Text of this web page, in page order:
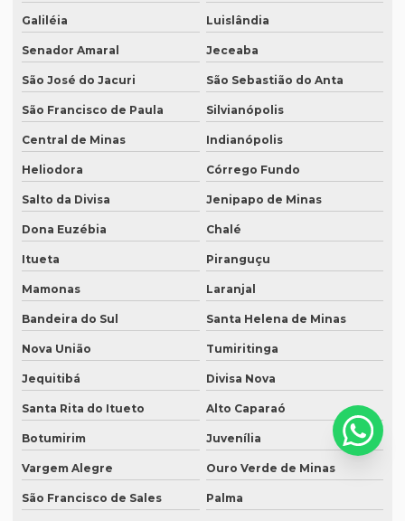
Serviço de revisão de textos em mandarim
Serviço de tradução
Serviço tradução alemão
Serviço de tradução de artigos cientificos
Serviço de tradução de áudio
Serviço de tradução campinas
Serviço de tradução certificada
Serviço de tradução de curriculum profissional
Serviço de tradução de documentos
Serviço de tradução para eventos
Serviço tradução inglês
Serviço de tradução de inglês para português
Serviço de tradução e interpretação
Serviço de tradução juramentada
Serviço de tradução jurídica
Galiléia Luislândia
Senador Amaral Jeceaba
São José do Jacuri São Sebastião do Anta
São Francisco de Paula Silvianópolis
Central de Minas Indianópolis
Heliodora Córrego Fundo
Salto da Divisa Jenipapo de Minas
Dona Euzébia Chalé
Itueta Piranguçu
Mamonas Laranjal
Bandeira do Sul Santa Helena de Minas
Nova União Tumiritinga
Jequitibá Divisa Nova
Santa Rita do Itueto Alto Caparaó
Botumirim Juvenília
Vargem Alegre Ouro Verde de Minas
São Francisco de Sales Palma